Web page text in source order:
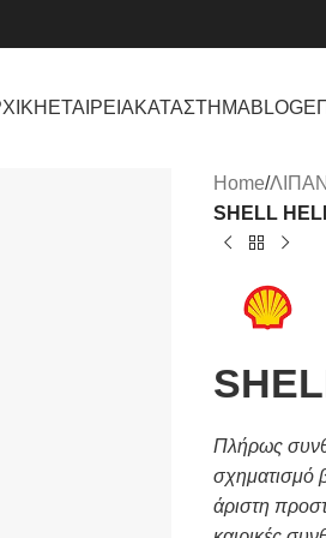
ΕΤΑΙΡΕΙΑΚΑΤΑΣΤΗΜΑBLOG
Home/
SHELL
Πλήρως
σχηματισμό
άριστη